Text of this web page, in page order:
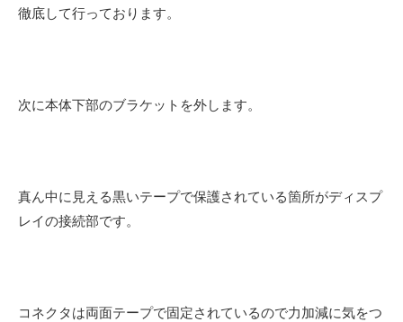
徹底して行っております。
次に本体下部のブラケットを外します。
真ん中に見える黒いテープで保護されている箇所がディスプ
レイの接続部です。
コネクタは両面テープで固定されているので力加減に気をつ